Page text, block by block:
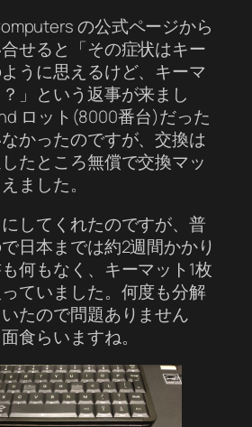
の公式ページから
せると「その症状はキー
うに思えるけど、キーマ
」という返事が来まし
ロット(8000番台)だった
かったのですが、交換は
たところ無償で交換マッ
ました。
してくれたのですが、普
日本までは約2週間かかり
何もなく、キーマット1枚
ていました。何度も分解
たので問題ありません
食らいますね。